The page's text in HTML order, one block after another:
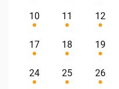
10 11 12
17 18 19
24 25 26